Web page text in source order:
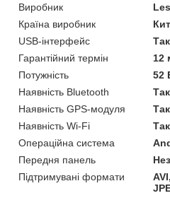
Виробник
Країна виробник
USB-інтерфейс
Так
Гарантійний термін
12
Потужність
52
Наявність Bluetooth
Так
Наявність GPS-модуля
Так
Наявність Wi-Fi
Так
Операційна система
Передня панель
Підтримувані формати